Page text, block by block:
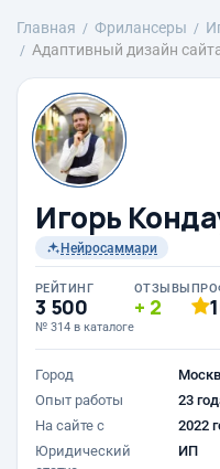
Главная Фрилансеры
Адаптивный дизайн
Игорь
Нейросаммари
РЕЙТИНГ
3 500
№ 314 в каталоге
ОТЗЫВЫ
2
Город
Опыт работы
23
На сайте с
2022
Юридический
ИП